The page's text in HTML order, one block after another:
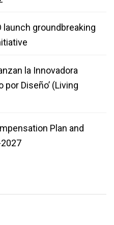
launch groundbreaking
la Innovadora
por Diseño’ (Living
Plan and